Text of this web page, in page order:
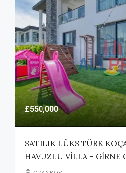
£550,000
SATILIK LÜKS TÜRK
HAVUZLU VİLLA – GİRNE